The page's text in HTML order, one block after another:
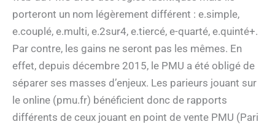
porteront un nom légèrement différent : e.simple,
e.couplé, e.multi, e.2sur4, e.tiercé, e-quarté, e.quinté+.
Par contre, les gains ne seront pas les mêmes. En
effet, depuis décembre 2015, le PMU a été obligé de
séparer ses masses d’enjeux. Les parieurs jouant sur
le online (pmu.fr) bénéficient donc de rapports
différents de ceux jouant en point de vente PMU (Pari